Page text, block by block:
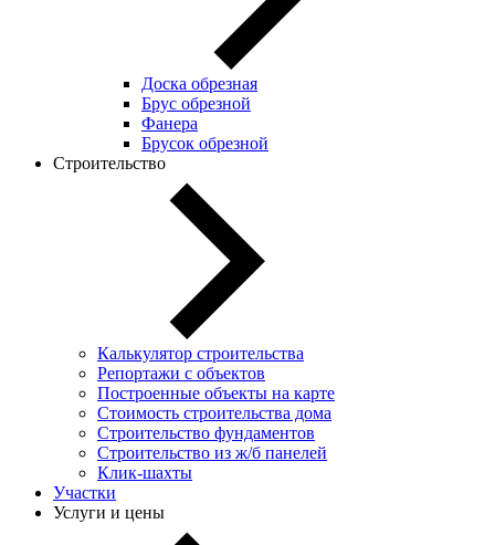
Доска обрезная
Брус обрезной
Фанера
Брусок обрезной
Строительство
Калькулятор строительства
Репортажи с объектов
Построенные объекты на карте
Стоимость строительства дома
Строительство фундаментов
Строительство из ж/б панелей
Клик-шахты
Участки
Услуги и цены